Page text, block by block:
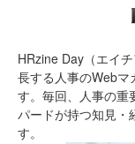
HRzine Day（エイ
長する人事のWeb
す。毎回、人事の重
パードが持つ知見・
す。